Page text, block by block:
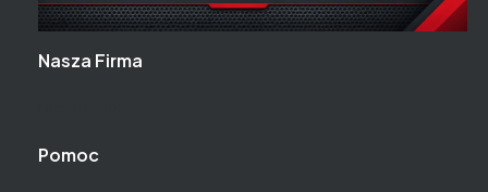
Linki w stopce
Nasza Firma
Pomoc